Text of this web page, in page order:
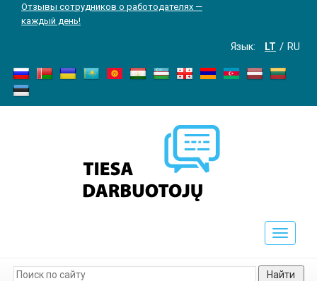
Отзывы сотрудников о работодателях —
каждый день!
Язык: LT RU
Toggle
Найти